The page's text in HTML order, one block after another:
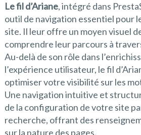
Le fil d’Ariane, intégré dans
outil de navigation essentiel pour
site. Il leur offre un moyen visuel
comprendre leur parcours à
Au-delà de son rôle dans
l’expérience utilisateur, le fil
optimiser votre visibilité sur les
Une navigation intuitive et
de la configuration de votre site
recherche, offrant des
sur la nature des pages.